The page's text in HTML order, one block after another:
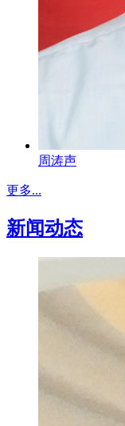
周涛声
更多...
新闻动态